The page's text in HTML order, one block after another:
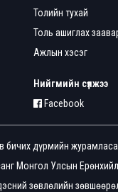
Толийн тухай
Толь ашиглах
Ажлын хэсэг
Нийгмийн сүлжээ
Facebook
бичих дүрмийн
Монгол Улсын
зөвлөлийн